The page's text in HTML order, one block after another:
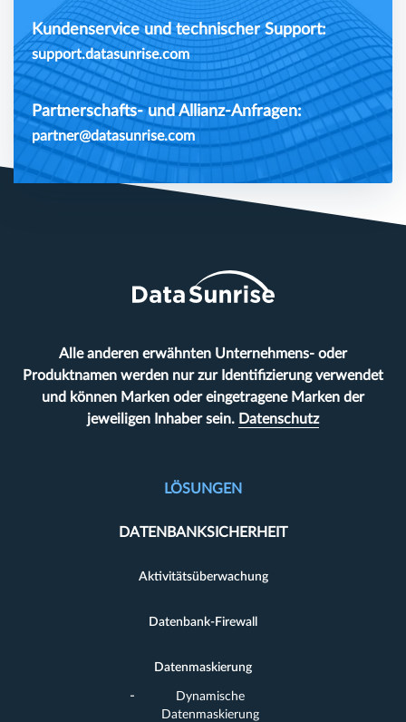
Kundenservice und technischer Support:
support.datasunrise.com
Partnerschafts- und Allianz-Anfragen:
partner@datasunrise.com
Alle anderen erwähnten Unternehmens- oder
Produktnamen werden nur zur Identifizierung verwendet
und können Marken oder eingetragene Marken der
jeweiligen Inhaber sein. Datenschutz
LÖSUNGEN
DATENBANKSICHERHEIT
Aktivitätsüberwachung
Datenbank-Firewall
Datenmaskierung
Dynamische
Datenmaskierung